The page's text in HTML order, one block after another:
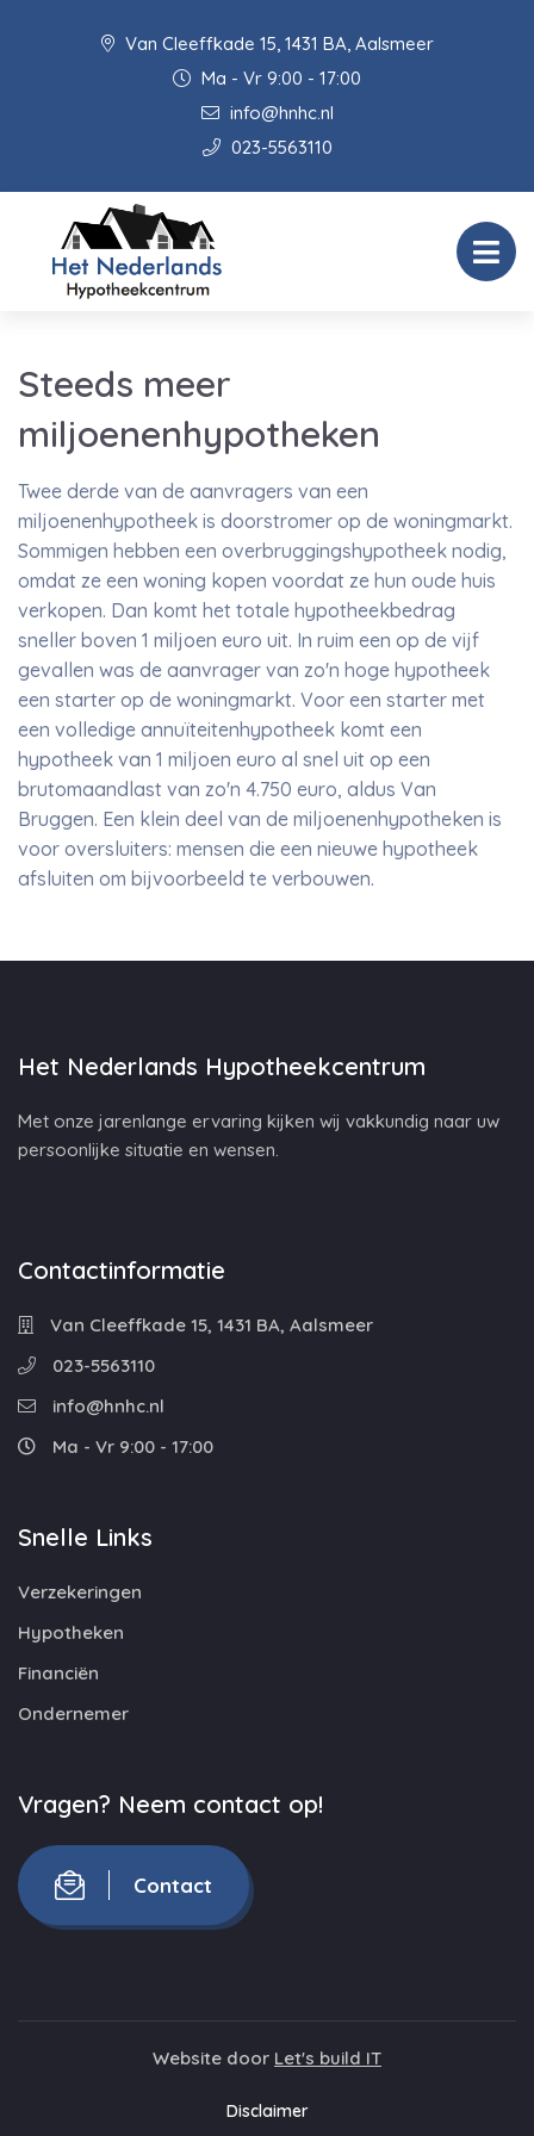
Van Cleeffkade 15, 1431 BA, Aalsmeer
Ma - Vr 9:00 - 17:00
info@hnhc.nl
023-5563110
Steeds meer
miljoenenhypotheken
Twee derde van de aanvragers van een
miljoenenhypotheek is doorstromer op de woningmarkt.
Sommigen hebben een overbruggingshypotheek nodig,
omdat ze een woning kopen voordat ze hun oude huis
verkopen. Dan komt het totale hypotheekbedrag
sneller boven 1 miljoen euro uit. In ruim een op de vijf
gevallen was de aanvrager van zo'n hoge hypotheek
een starter op de woningmarkt. Voor een starter met
een volledige annuïteitenhypotheek komt een
hypotheek van 1 miljoen euro al snel uit op een
brutomaandlast van zo'n 4.750 euro, aldus Van
Bruggen. Een klein deel van de miljoenenhypotheken is
voor oversluiters: mensen die een nieuwe hypotheek
afsluiten om bijvoorbeeld te verbouwen.
Het Nederlands Hypotheekcentrum
Met onze jarenlange ervaring kijken wij vakkundig naar uw
persoonlijke situatie en wensen.
Contactinformatie
Van Cleeffkade 15, 1431 BA, Aalsmeer
023-5563110
info@hnhc.nl
Ma - Vr 9:00 - 17:00
Snelle Links
Verzekeringen
Hypotheken
Financiën
Ondernemer
Vragen? Neem contact op!
Contact
Website door Let's build IT
Disclaimer